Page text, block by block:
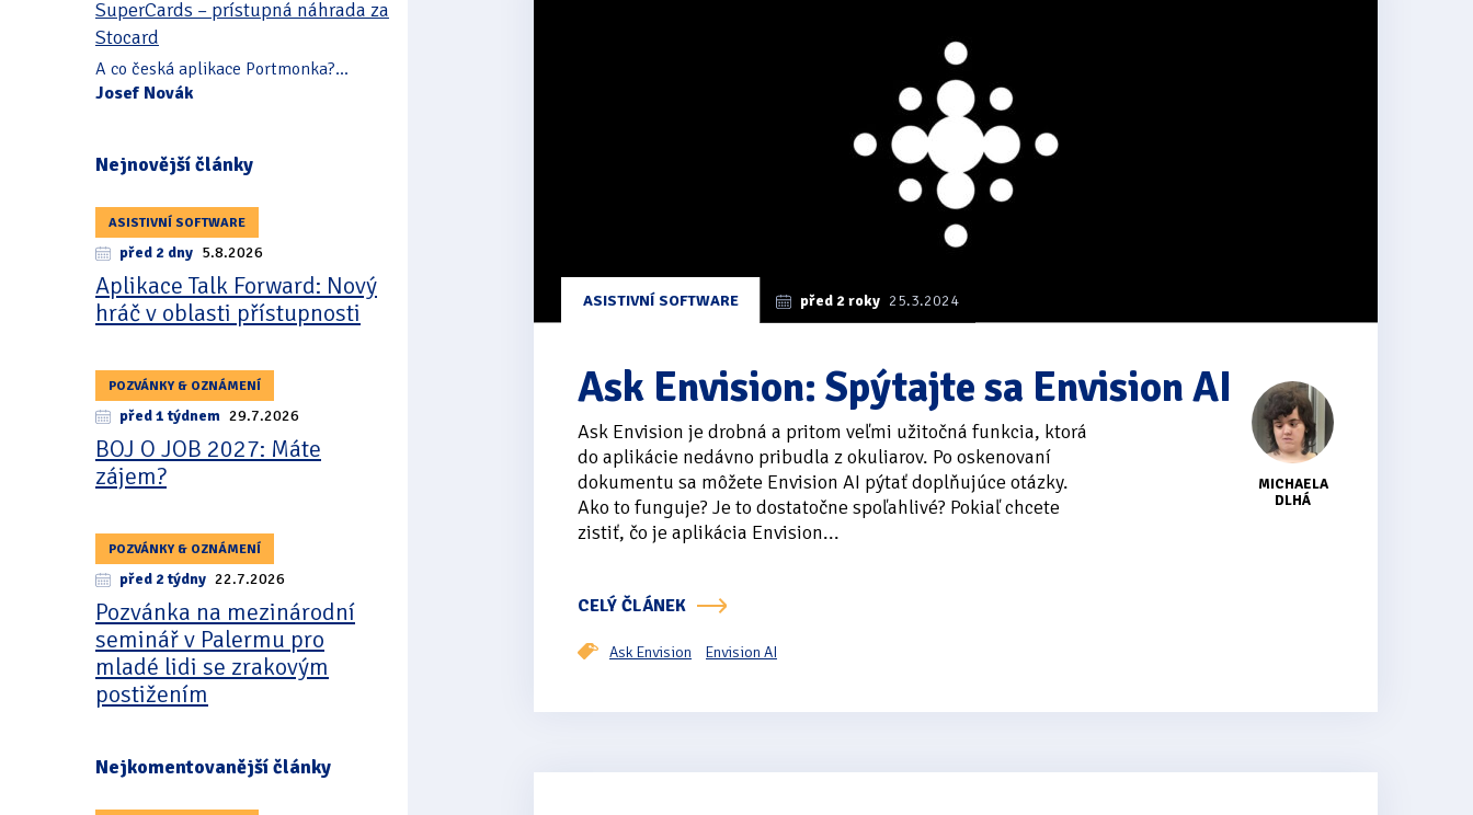
SuperCards – prístupná náhrada za
Stocard
A co česká aplikace Portmonka?...
Josef Novák
Nejnovější články
ASISTIVNÍ SOFTWARE
před 2 dny 5.8.2026
Aplikace Talk Forward: Nový
hráč v oblasti přístupnosti
POZVÁNKY & OZNÁMENÍ
před 1 týdnem 29.7.2026
BOJ O JOB 2027: Máte
zájem?
POZVÁNKY & OZNÁMENÍ
před 2 týdny 22.7.2026
Pozvánka na mezinárodní
seminář v Palermu pro
mladé lidi se zrakovým
postižením
Nejkomentovanější články
ASISTIVNÍ SOFTWARE před 2 roky 25.3.2024
MICHAELA
DLHÁ
Ask Envision: Spýtajte sa Envision AI
Ask Envision je drobná a pritom veľmi užitočná funkcia, ktorá
do aplikácie nedávno pribudla z okuliarov. Po oskenovaní
dokumentu sa môžete Envision AI pýtať doplňujúce otázky.
Ako to funguje? Je to dostatočne spoľahlivé? Pokiaľ chcete
zistiť, čo je aplikácia Envision...
CELÝ ČLÁNEK
Ask Envision Envision AI